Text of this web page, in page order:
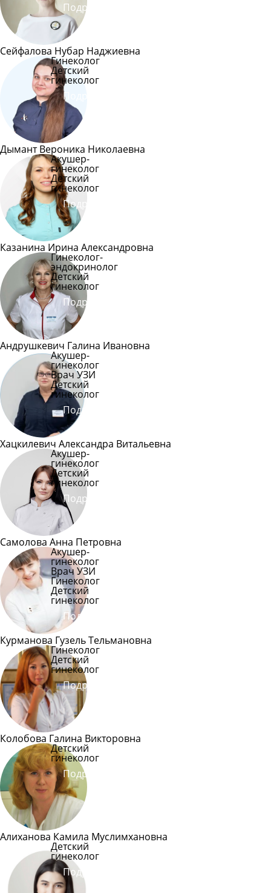
Подробнее
Сейфалова Нубар Наджиевна
Гинеколог
Детский
гинеколог
Подробнее
Дымант Вероника Николаевна
Акушер-
гинеколог
Детский
гинеколог
Подробнее
Казанина Ирина Александровна
Гинеколог-
эндокринолог
Детский
гинеколог
Подробнее
Андрушкевич Галина Ивановна
Акушер-
гинеколог
Врач УЗИ
Детский
гинеколог
Подробнее
Хацкилевич Александра Витальевна
Акушер-
гинеколог
Детский
гинеколог
Подробнее
Самолова Анна Петровна
Акушер-
гинеколог
Врач УЗИ
Гинеколог
Детский
гинеколог
Подробнее
Курманова Гузель Тельмановна
Гинеколог
Детский
гинеколог
Подробнее
Колобова Галина Викторовна
Детский
гинеколог
Подробнее
Алиханова Камила Муслимхановна
Детский
гинеколог
Подробнее